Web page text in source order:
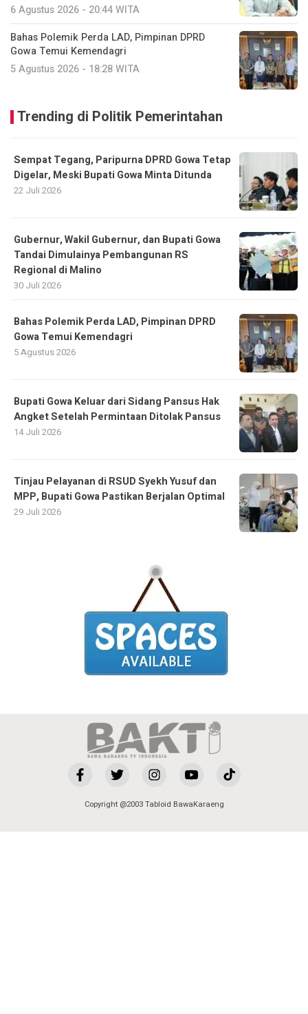
6 Agustus 2026 - 20:44 WITA
Bahas Polemik Perda LAD, Pimpinan DPRD
Gowa Temui Kemendagri
5 Agustus 2026 - 18:28 WITA
Trending di Politik Pemerintahan
Sempat Tegang, Paripurna DPRD Gowa Tetap
Digelar, Meski Bupati Gowa Minta Ditunda
22 Juli 2026
Gubernur, Wakil Gubernur, dan Bupati Gowa
Tandai Dimulainya Pembangunan RS
Regional di Malino
30 Juli 2026
Bahas Polemik Perda LAD, Pimpinan DPRD
Gowa Temui Kemendagri
5 Agustus 2026
Bupati Gowa Keluar dari Sidang Pansus Hak
Angket Setelah Permintaan Ditolak Pansus
14 Juli 2026
Tinjau Pelayanan di RSUD Syekh Yusuf dan
MPP, Bupati Gowa Pastikan Berjalan Optimal
29 Juli 2026
Copyright @2003 Tabloid BawaKaraeng